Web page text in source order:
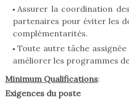
Assurer la coordination
partenaires pour éviter les
complémentarités.
Toute autre tâche
améliorer les programmes
Minimum Qualifications:
Exigences du poste